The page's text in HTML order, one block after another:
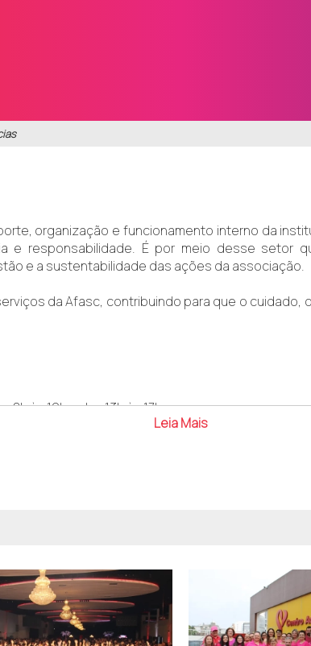
organização e funcionamento interno da
e responsabilidade. É por meio desse setor
e a sustentabilidade das ações da associação.
da Afasc, contribuindo para que o
às 12h e das 13h às 17h
Leia Mais